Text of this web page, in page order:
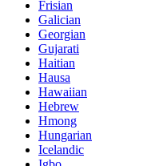
Frisian
Galician
Georgian
Gujarati
Haitian
Hausa
Hawaiian
Hebrew
Hmong
Hungarian
Icelandic